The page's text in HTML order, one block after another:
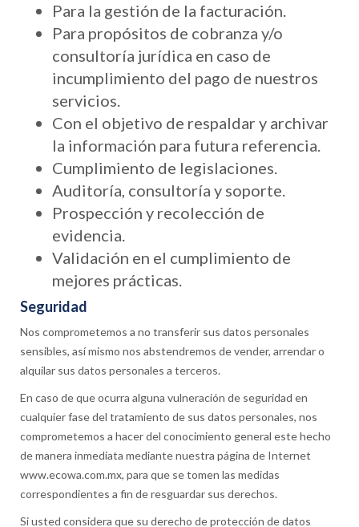
Para la gestión de la facturación.
Para propósitos de cobranza y/o
consultoría jurídica en caso de
incumplimiento del pago de nuestros
servicios.
Con el objetivo de respaldar y archivar
la información para futura referencia.
Cumplimiento de legislaciones.
Auditoría, consultoría y soporte.
Prospección y recolección de
evidencia.
Validación en el cumplimiento de
mejores prácticas.
Seguridad
Nos comprometemos a no transferir sus datos personales
sensibles, así mismo nos abstendremos de vender, arrendar o
alquilar sus datos personales a terceros.
En caso de que ocurra alguna vulneración de seguridad en
cualquier fase del tratamiento de sus datos personales, nos
comprometemos a hacer del conocimiento general este hecho
de manera inmediata mediante nuestra página de Internet
www.ecowa.com.mx, para que se tomen las medidas
correspondientes a fin de resguardar sus derechos.
Si usted considera que su derecho de protección de datos